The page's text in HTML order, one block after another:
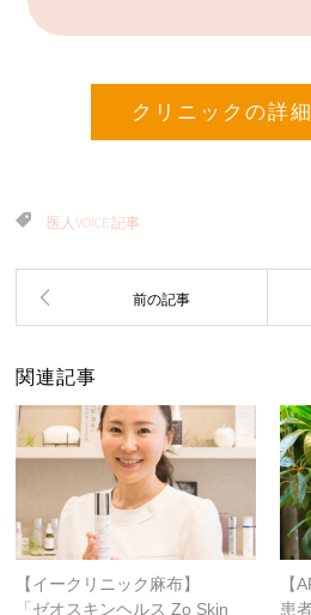
クリニックの詳
医人VOICE 記事
関連記事
【イークリニック麻布】
「ゼオスキンヘルス Zo Skin
【
患